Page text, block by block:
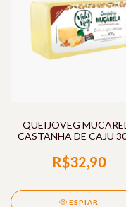
QUEIJOVEG
CASTANHA DE CAJU
R$32,90
ESPIAR